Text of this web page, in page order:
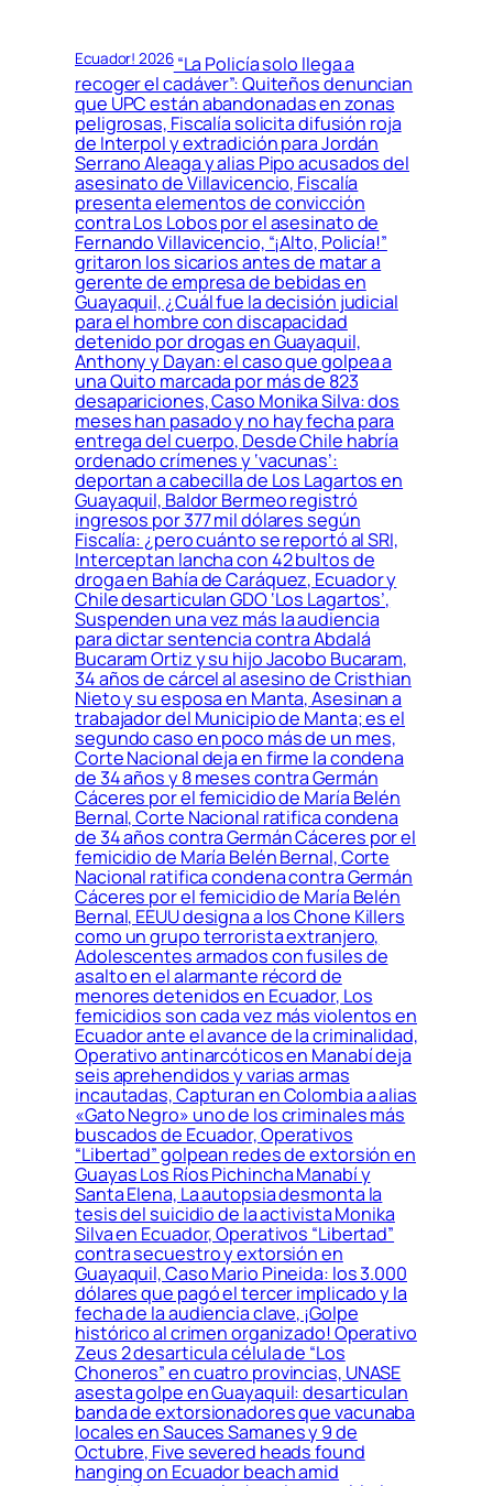
Ecuador! 2026“La Policía solo llega a
recoger el cadáver”: Quiteños denuncian
que UPC están abandonadas en zonas
peligrosas, Fiscalía solicita difusión roja
de Interpol y extradición para Jordán
Serrano Aleaga y alias Pipo acusados del
asesinato de Villavicencio, Fiscalía
presenta elementos de convicción
contra Los Lobos por el asesinato de
Fernando Villavicencio, “¡Alto, Policía!”
gritaron los sicarios antes de matar a
gerente de empresa de bebidas en
Guayaquil, ¿Cuál fue la decisión judicial
para el hombre con discapacidad
detenido por drogas en Guayaquil,
Anthony y Dayan: el caso que golpea a
una Quito marcada por más de 823
desapariciones, Caso Monika Silva: dos
meses han pasado y no hay fecha para
entrega del cuerpo, Desde Chile habría
ordenado crímenes y ‘vacunas’:
deportan a cabecilla de Los Lagartos en
Guayaquil, Baldor Bermeo registró
ingresos por 377 mil dólares según
Fiscalía: ¿pero cuánto se reportó al SRI,
Interceptan lancha con 42 bultos de
droga en Bahía de Caráquez, Ecuador y
Chile desarticulan GDO ‘Los Lagartos’,
Suspenden una vez más la audiencia
para dictar sentencia contra Abdalá
Bucaram Ortiz y su hijo Jacobo Bucaram,
34 años de cárcel al asesino de Cristhian
Nieto y su esposa en Manta, Asesinan a
trabajador del Municipio de Manta; es el
segundo caso en poco más de un mes,
Corte Nacional deja en firme la condena
de 34 años y 8 meses contra Germán
Cáceres por el femicidio de María Belén
Bernal, Corte Nacional ratifica condena
de 34 años contra Germán Cáceres por el
femicidio de María Belén Bernal, Corte
Nacional ratifica condena contra Germán
Cáceres por el femicidio de María Belén
Bernal, EEUU designa a los Chone Killers
como un grupo terrorista extranjero,
Adolescentes armados con fusiles de
asalto en el alarmante récord de
menores detenidos en Ecuador, Los
femicidios son cada vez más violentos en
Ecuador ante el avance de la criminalidad,
Operativo antinarcóticos en Manabí deja
seis aprehendidos y varias armas
incautadas, Capturan en Colombia a alias
«Gato Negro» uno de los criminales más
buscados de Ecuador, Operativos
“Libertad” golpean redes de extorsión en
Guayas Los Ríos Pichincha Manabí y
Santa Elena, La autopsia desmonta la
tesis del suicidio de la activista Monika
Silva en Ecuador, Operativos “Libertad”
contra secuestro y extorsión en
Guayaquil, Caso Mario Pineida: los 3.000
dólares que pagó el tercer implicado y la
fecha de la audiencia clave, ¡Golpe
histórico al crimen organizado! Operativo
Zeus 2 desarticula célula de “Los
Choneros” en cuatro provincias, UNASE
asesta golpe en Guayaquil: desarticulan
banda de extorsionadores que vacunaba
locales en Sauces Samanes y 9 de
Octubre, Five severed heads found
hanging on Ecuador beach amid